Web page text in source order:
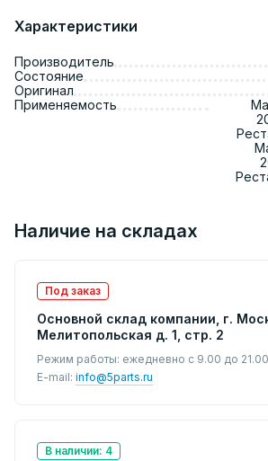
Характеристики
Производитель
Состояние
Оригинал
Применяемость
Наличие на складах
Под заказ
Основной склад компании, г.
Мелитопольская д. 1, стр. 2
Режим работы: ежедневно с 9.00 до 21.00
E-mail: info@5parts.ru
В наличии: 4